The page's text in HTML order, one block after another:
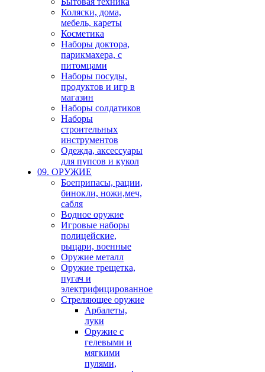
Коляски, дома,
мебель, кареты
Косметика
Наборы доктора,
парикмахера, с
питомцами
Наборы посуды,
продуктов и игр в
магазин
Наборы солдатиков
Наборы
строительных
инструментов
Одежда, аксессуары
для пупсов и кукол
09. ОРУЖИЕ
Боеприпасы, рации,
бинокли, ножи,меч,
сабля
Водное оружие
Игровые наборы
полицейские,
рыцари, военные
Оружие металл
Оружие трещетка,
пугач и
электрифицированное
Стреляющее оружие
Арбалеты,
луки
Оружие с
гелевыми и
мягкими
пулями,